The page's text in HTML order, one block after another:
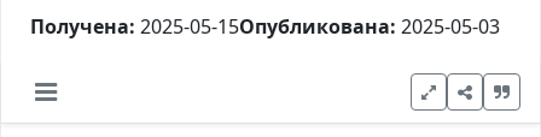
Получена: 2025-05-15Опубликована: 2025-05-03